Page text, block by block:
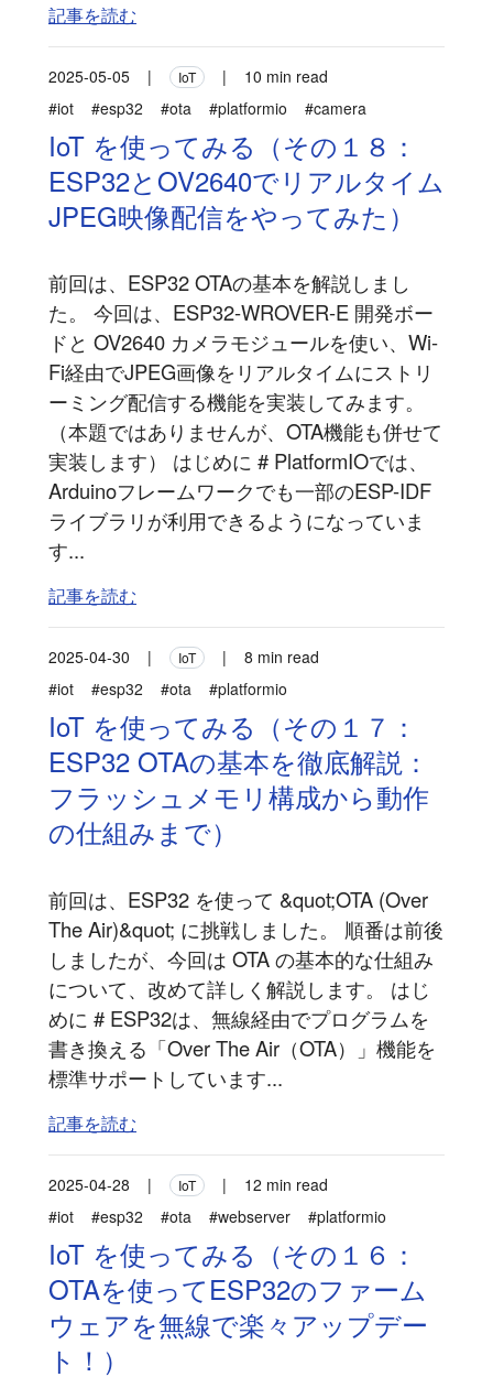
記事を読む
2025-05-05 | IoT |
10 min read
#iot
#esp32 #ota #platformio #camera
IoT を使ってみる（その１８：
ESP32とOV2640でリアルタイム
JPEG映像配信をやってみた）
前回は、ESP32 OTAの基本を解説しまし
た。 今回は、ESP32-WROVER-E 開発ボー
ドと OV2640 カメラモジュールを使い、Wi-
Fi経由でJPEG画像をリアルタイムにストリ
ーミング配信する機能を実装してみます。
（本題ではありませんが、OTA機能も併せて
実装します） はじめに # PlatformIOでは、
Arduinoフレームワークでも一部のESP-IDF
ライブラリが利用できるようになっていま
す...
記事を読む
2025-04-30 | IoT |
8 min read
#iot
#esp32 #ota #platformio
IoT を使ってみる（その１７：
ESP32 OTAの基本を徹底解説：
フラッシュメモリ構成から動作
の仕組みまで）
前回は、ESP32 を使って &quot;OTA (Over
The Air)&quot; に挑戦しました。 順番は前後
しましたが、今回は OTA の基本的な仕組み
について、改めて詳しく解説します。 はじ
めに # ESP32は、無線経由でプログラムを
書き換える「Over The Air（OTA）」機能を
標準サポートしています...
記事を読む
2025-04-28 | IoT |
12 min read
#iot
#esp32 #ota #webserver #platformio
IoT を使ってみる（その１６：
OTAを使ってESP32のファーム
ウェアを無線で楽々アップデー
ト！）